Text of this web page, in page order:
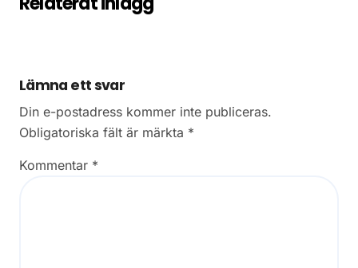
Lämna ett svar
Din e-postadress kommer inte publiceras.
Obligatoriska fält är märkta *
Kommentar *